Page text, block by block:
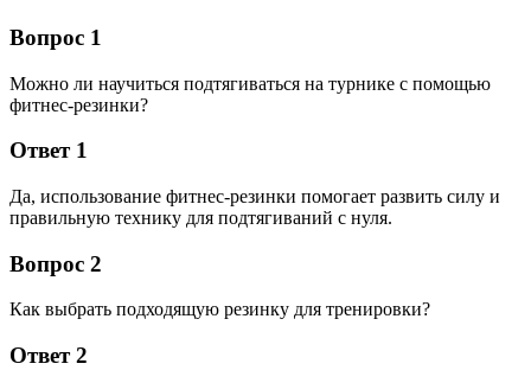
Вопрос 1
Можно ли научиться подтягиваться на турнике с помощью
фитнес-резинки?
Ответ 1
Да, использование фитнес-резинки помогает развить силу и
правильную технику для подтягиваний с нуля.
Вопрос 2
Как выбрать подходящую резинку для тренировки?
Ответ 2